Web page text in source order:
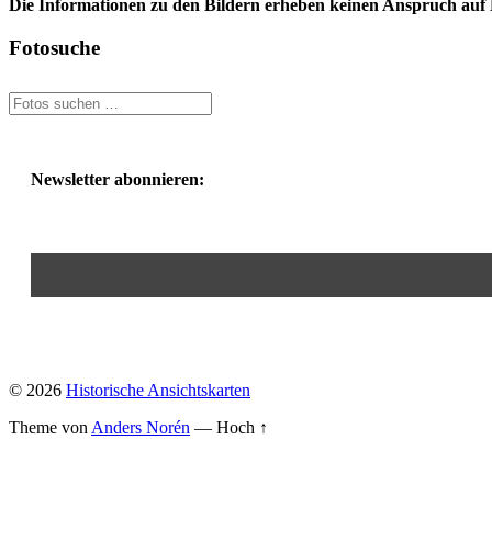
Die Informationen zu den Bildern erheben keinen Anspruch
Fotosuche
Newsletter abonnieren:
© 2026 Historische Ansichtskarten
Theme von Anders Norén — Hoch ↑